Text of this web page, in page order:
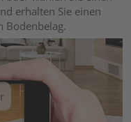
erhalten Sie einen
Bodenbelag.